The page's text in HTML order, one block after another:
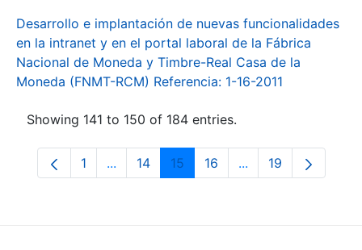
Desarrollo e implantación de nuevas funcionalidades
en la intranet y en el portal laboral de la Fábrica
Nacional de Moneda y Timbre-Real Casa de la
Moneda (FNMT-RCM) Referencia: 1-16-2011
Showing 141 to 150 of 184 entries.
Page
1 ...Intermediate Pages Use TAB to navigate.
Page
14 Page
15 Page
16 ...Intermediate
Page
19